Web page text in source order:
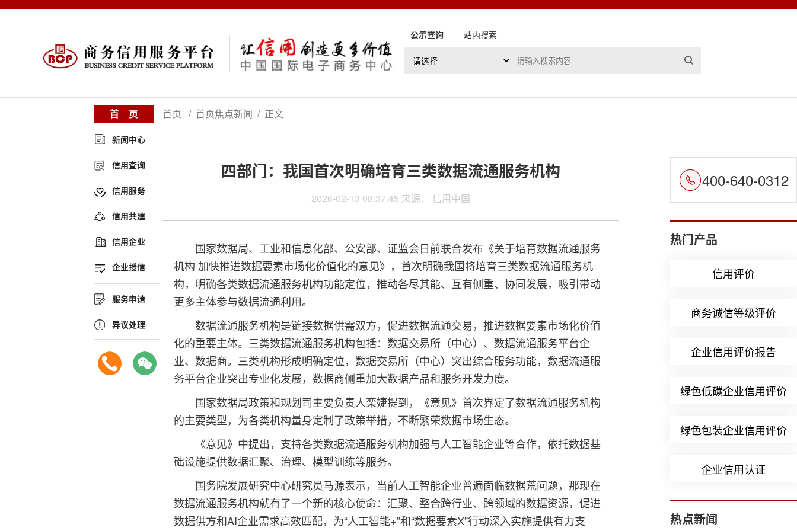
公示查询 站内搜索
首页 / 首页焦点新闻 / 正文
四部门：我国首次明确培育三类数据流通服务机构
2026-02-13 08:37:45 来源： 信用中国
国家数据局、工业和信息化部、公安部、证监会日前联合发布《关于培育数据流通服务
机构 加快推进数据要素市场化价值化的意见》，首次明确我国将培育三类数据流通服务机
构，明确各类数据流通服务机构功能定位，推动各尽其能、互有侧重、协同发展，吸引带动
更多主体参与数据流通利用。
数据流通服务机构是链接数据供需双方，促进数据流通交易，推进数据要素市场化价值
化的重要主体。三类数据流通服务机构包括：数据交易所（中心）、数据流通服务平台企
业、数据商。三类机构形成明确定位，数据交易所（中心）突出综合服务功能，数据流通服
务平台企业突出专业化发展，数据商侧重加大数据产品和服务开发力度。
国家数据局政策和规划司主要负责人栾婕提到，《意见》首次界定了数据流通服务机构
的主要类型，为各类机构量身定制了政策举措，不断繁荣数据市场生态。
《意见》中提出，支持各类数据流通服务机构加强与人工智能企业等合作，依托数据基
础设施提供数据汇聚、治理、模型训练等服务。
国务院发展研究中心研究员马源表示，当前人工智能企业普遍面临数据荒问题，那现在
数据流通服务机构就有了一个新的核心使命：汇聚、整合跨行业、跨领域的数据资源，促进
数据供方和AI企业需求高效匹配，为“人工智能+”和“数据要素X”行动深入实施提供有力支
400-640-0312
热门产品
信用评价
商务诚信等级评价
企业信用评价报告
绿色低碳企业信用评价
绿色包装企业信用评价
企业信用认证
热点新闻
首 页
新闻中心
信用查询
信用服务
信用共建
信用企业
企业授信
服务申请
异议处理